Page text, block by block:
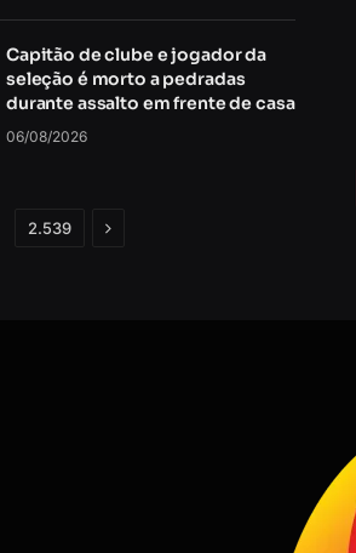
Capitão de clube e jogador da
seleção é morto a pedradas
durante assalto em frente de casa
06/08/2026
2.539 Próximo